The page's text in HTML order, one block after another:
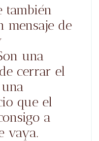
también
mensaje de
una
cerrar el
que el
a
vaya.